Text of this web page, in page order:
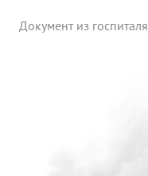
Документ из госпиталя